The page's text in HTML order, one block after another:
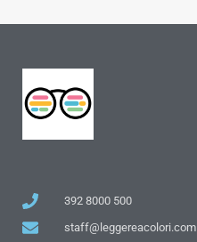
392 8000 500
staff@leggereacolori.com